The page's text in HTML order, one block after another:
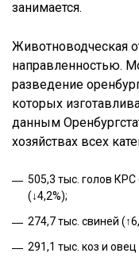
занимается.
Животноводческая
направленностью.
разведение
которых
данным
хозяйствах всех
505,3 тыс. голов КРС
(↓4,2%);
274,7 тыс. свиней
291,1 тыс. коз и овец